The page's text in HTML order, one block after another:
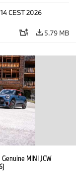
CEST 2026
5.79 MB
MINI JCW